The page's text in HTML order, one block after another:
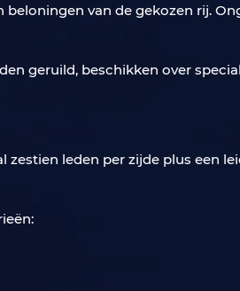
van de gekozen rij.
geruild, beschikken over
leden per zijde plus een